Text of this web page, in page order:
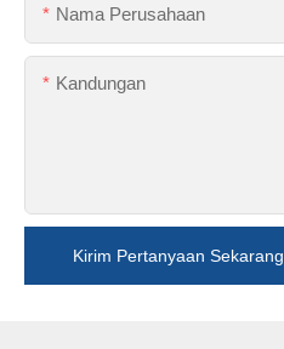
Nama Perusahaan
Kandungan
Kirim Pertanyaan Sekarang